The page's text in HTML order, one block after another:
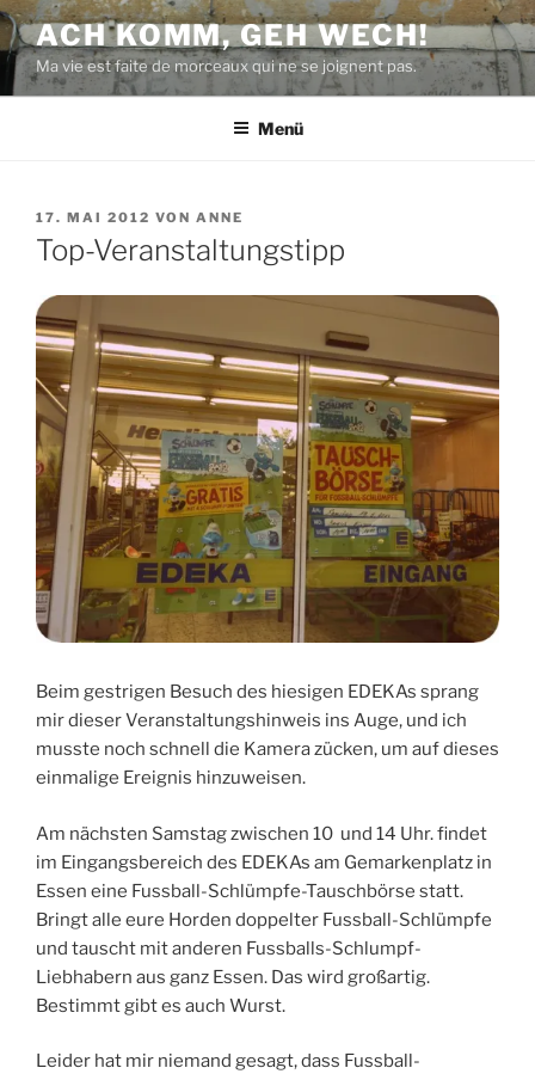
Zum
Inhalt
springen
ACH KOMM, GEH WECH!
Ma vie est faite de morceaux qui ne se joignent pas.
Menü
VERÖFFENTLICHT
AM
17. MAI 2012 VON ANNE
Top-Veranstaltungstipp
Beim gestrigen Besuch des hiesigen EDEKAs sprang
mir dieser Veranstaltungshinweis ins Auge, und ich
musste noch schnell die Kamera zücken, um auf dieses
einmalige Ereignis hinzuweisen.
Am nächsten Samstag zwischen 10 und 14 Uhr. findet
im Eingangsbereich des EDEKAs am Gemarkenplatz in
Essen eine Fussball-Schlümpfe-Tauschbörse statt.
Bringt alle eure Horden doppelter Fussball-Schlümpfe
und tauscht mit anderen Fussballs-Schlumpf-
Liebhabern aus ganz Essen. Das wird großartig.
Bestimmt gibt es auch Wurst.
Leider hat mir niemand gesagt, dass Fussball-